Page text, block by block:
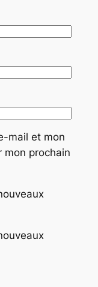
mail et mon
mon prochain